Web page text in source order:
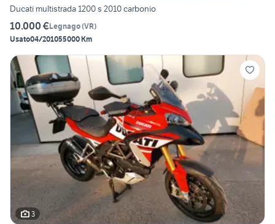
Ducati multistrada 1200 s 2010 carbonio
10.000 €Legnago(VR)
Usato04/201055000 Km
3